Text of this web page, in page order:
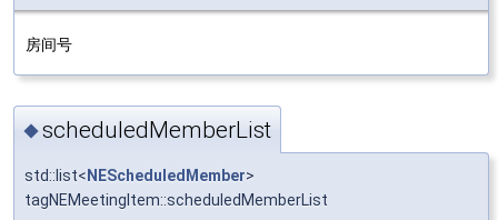
房间号
◆scheduledMemberList
std::list< NEScheduledMember>
tagNEMeetingItem::scheduledMemberList